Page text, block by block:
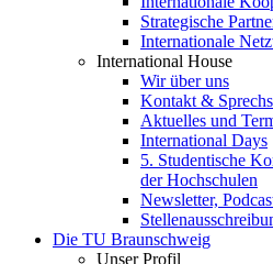
Strategische
Internationale
International House
Wir über uns
Kontakt &
Aktuelles und
International Days
5. Studentische
der Hochschulen
Newsletter,
Die TU Braunschweig
Unser Profil